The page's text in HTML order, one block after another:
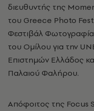
διευθυντής της
του Greece Photo
Φεστιβάλ
του Ομίλου για την
Επιστημών Ελλάδος
Παλαιού Φαλήρου.
Απόφοιτος της Focus